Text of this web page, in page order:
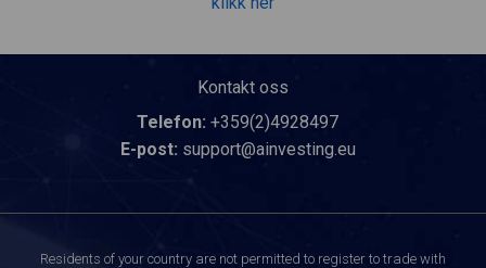
Kontakt oss
Telefon: +359(2)4928497
E-post: support@ainvesting.eu
Residents of your country are not permitted to register to trade with